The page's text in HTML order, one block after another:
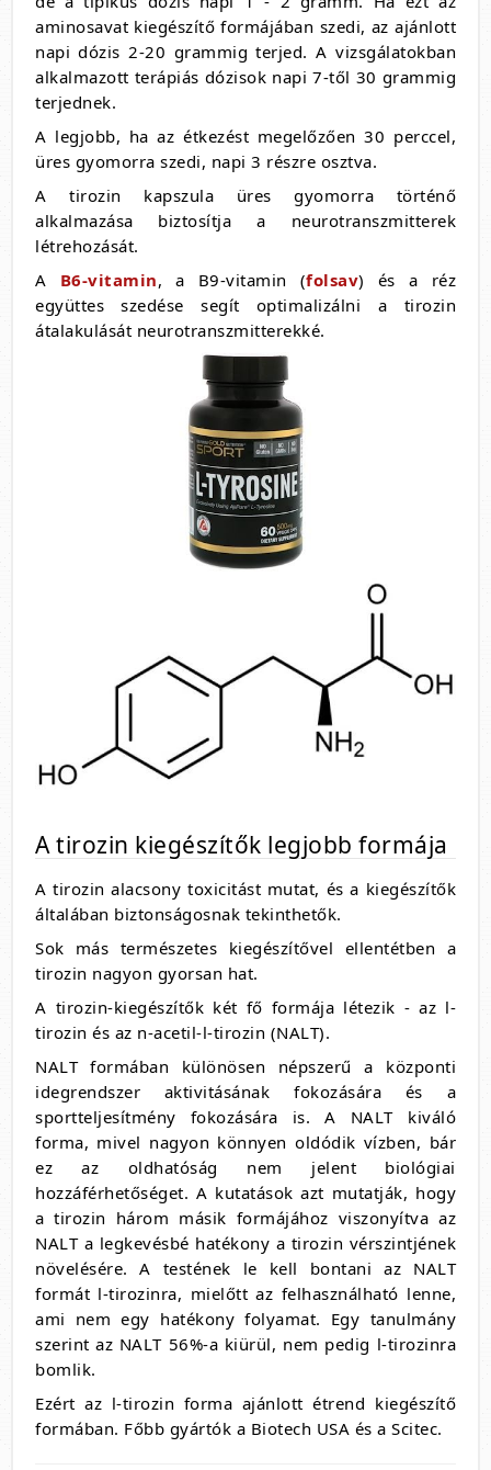
aminosavat kiegészítő formájában szedi, az ajánlott
napi dózis 2-20 grammig terjed. A vizsgálatokban
alkalmazott terápiás dózisok napi 7-től 30 grammig
terjednek.
A legjobb, ha az étkezést megelőzően 30 perccel,
üres gyomorra szedi, napi 3 részre osztva.
A tirozin kapszula üres gyomorra történő
alkalmazása biztosítja a neurotranszmitterek
létrehozását.
A B6-vitamin, a B9-vitamin (folsav) és a réz
együttes szedése segít optimalizálni a tirozin
átalakulását neurotranszmitterekké.
A tirozin kiegészítők legjobb formája
A tirozin alacsony toxicitást mutat, és a kiegészítők
általában biztonságosnak tekinthetők.
Sok más természetes kiegészítővel ellentétben a
tirozin nagyon gyorsan hat.
A tirozin-kiegészítők két fő formája létezik - az l-
tirozin és az n-acetil-l-tirozin (NALT).
NALT formában különösen népszerű a központi
idegrendszer aktivitásának fokozására és a
sportteljesítmény fokozására is. A NALT kiváló
forma, mivel nagyon könnyen oldódik vízben, bár
ez az oldhatóság nem jelent biológiai
hozzáférhetőséget. A kutatások azt mutatják, hogy
a tirozin három másik formájához viszonyítva az
NALT a legkevésbé hatékony a tirozin vérszintjének
növelésére. A testének le kell bontani az NALT
formát l-tirozinra, mielőtt az felhasználható lenne,
ami nem egy hatékony folyamat. Egy tanulmány
szerint az NALT 56%-a kiürül, nem pedig l-tirozinra
bomlik.
Ezért az l-tirozin forma ajánlott étrend kiegészítő
formában. Főbb gyártók a Biotech USA és a Scitec.